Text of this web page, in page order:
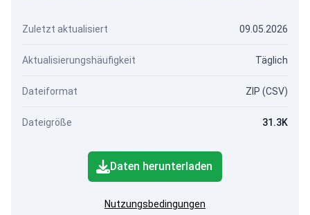
Zuletzt aktualisiert 09.05.2026
Aktualisierungshäufigkeit Täglich
Dateiformat ZIP (CSV)
Dateigröße 31.3K
Daten herunterladen
Nutzungsbedingungen